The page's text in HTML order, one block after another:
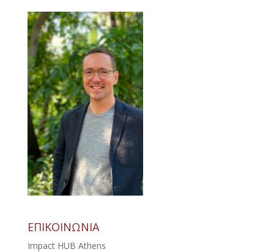
ΕΠΙΚΟΙΝΩΝΙΑ
Impact HUB Athens